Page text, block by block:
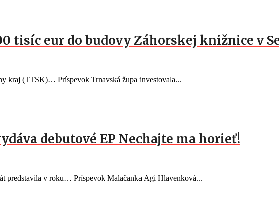
tisíc eur do budovy Záhorskej knižnice v
kraj (TTSK)… Príspevok Trnavská župa investovala...
debutové EP Nechajte ma horieť!
predstavila v roku… Príspevok Malačanka Agi Hlavenková...